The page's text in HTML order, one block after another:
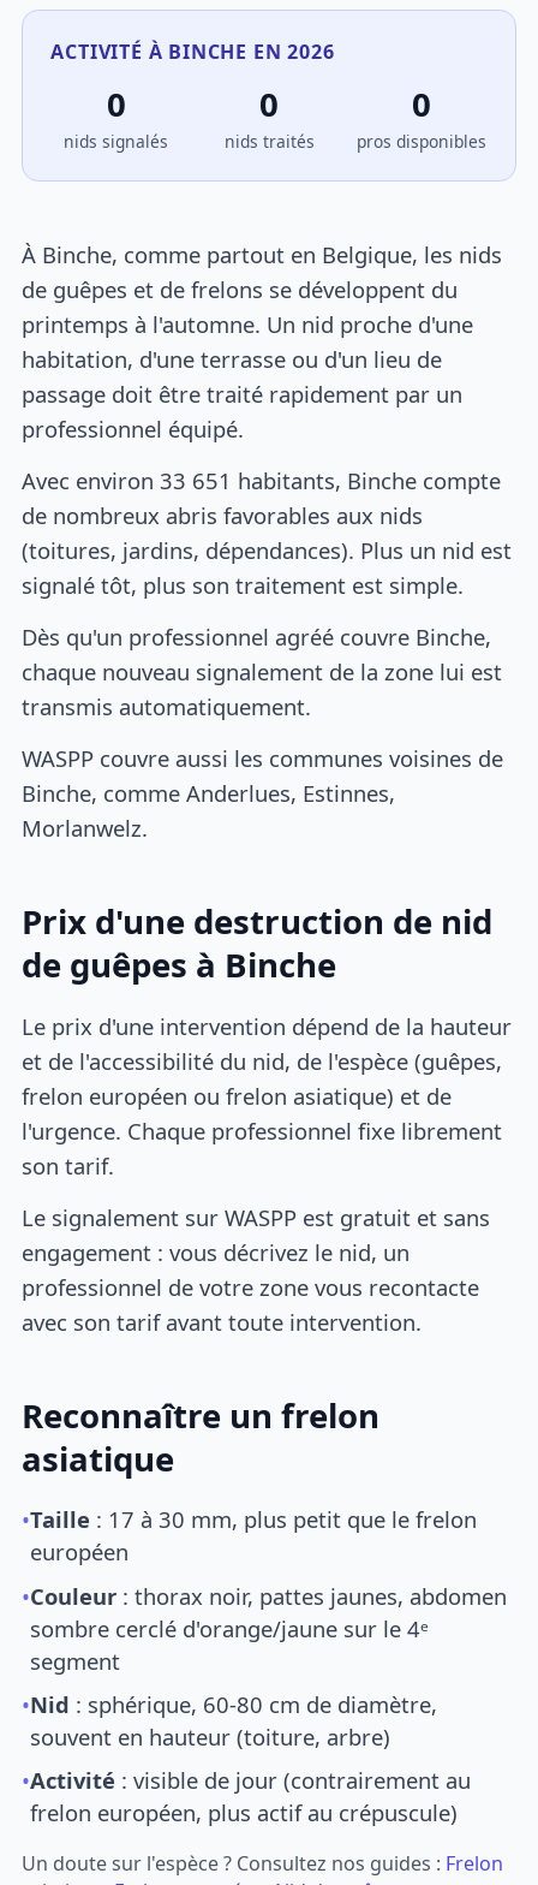
ACTIVITÉ À BINCHE EN 2026
0
nids signalés
0
nids traités
0
pros disponibles
À Binche, comme partout en Belgique, les nids
de guêpes et de frelons se développent du
printemps à l'automne. Un nid proche d'une
habitation, d'une terrasse ou d'un lieu de
passage doit être traité rapidement par un
professionnel équipé.
Avec environ 33 651 habitants, Binche compte
de nombreux abris favorables aux nids
(toitures, jardins, dépendances). Plus un nid est
signalé tôt, plus son traitement est simple.
Dès qu'un professionnel agréé couvre Binche,
chaque nouveau signalement de la zone lui est
transmis automatiquement.
WASPP couvre aussi les communes voisines de
Binche, comme Anderlues, Estinnes,
Morlanwelz.
Prix d'une destruction de nid
de guêpes à Binche
Le prix d'une intervention dépend de la hauteur
et de l'accessibilité du nid, de l'espèce (guêpes,
frelon européen ou frelon asiatique) et de
l'urgence. Chaque professionnel fixe librement
son tarif.
Le signalement sur WASPP est gratuit et sans
engagement : vous décrivez le nid, un
professionnel de votre zone vous recontacte
avec son tarif avant toute intervention.
Reconnaître un frelon
asiatique
•Taille : 17 à 30 mm, plus petit que le frelon
européen
•Couleur : thorax noir, pattes jaunes, abdomen
sombre cerclé d'orange/jaune sur le 4ᵉ
segment
•Nid : sphérique, 60-80 cm de diamètre,
souvent en hauteur (toiture, arbre)
•Activité : visible de jour (contrairement au
frelon européen, plus actif au crépuscule)
Un doute sur l'espèce ? Consultez nos guides : Frelon